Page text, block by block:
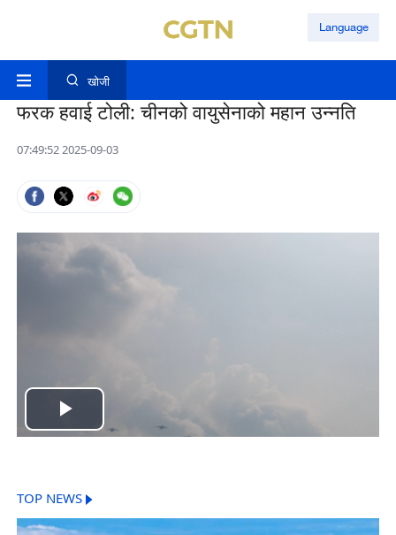
Language
खोजी
फरक हवाई टोली: चीनको वायुसेनाको महान उन्नति
07:49:52 2025-09-03
Play
TOP NEWS